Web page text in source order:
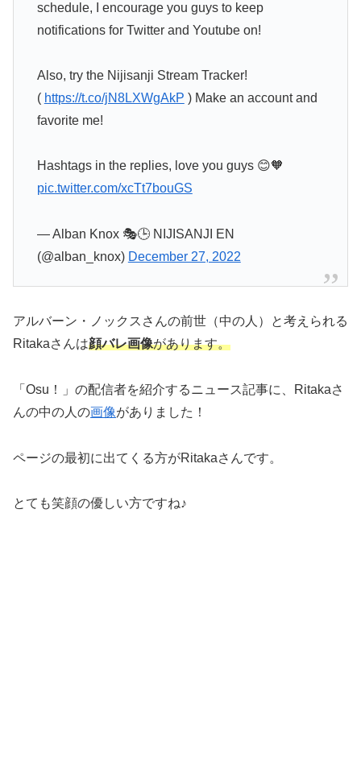
schedule, I encourage you guys to keep
notifications for Twitter and Youtube on!
Also, try the Nijisanji Stream Tracker!
( https://t.co/jN8LXWgAkP ) Make an account and
favorite me!
Hashtags in the replies, love you guys 😊🧡
pic.twitter.com/xcTt7bouGS
— Alban Knox 🎭🕒 NIJISANJI EN
(@alban_knox) December 27, 2022
アルバーン・ノックスさんの前世（中の人）と考えられる
Ritakaさんは顔バレ画像があります。
「Osu！」の配信者を紹介するニュース記事に、Ritakaさ
んの中の人の画像がありました！
ページの最初に出てくる方がRitakaさんです。
とても笑顔の優しい方ですね♪